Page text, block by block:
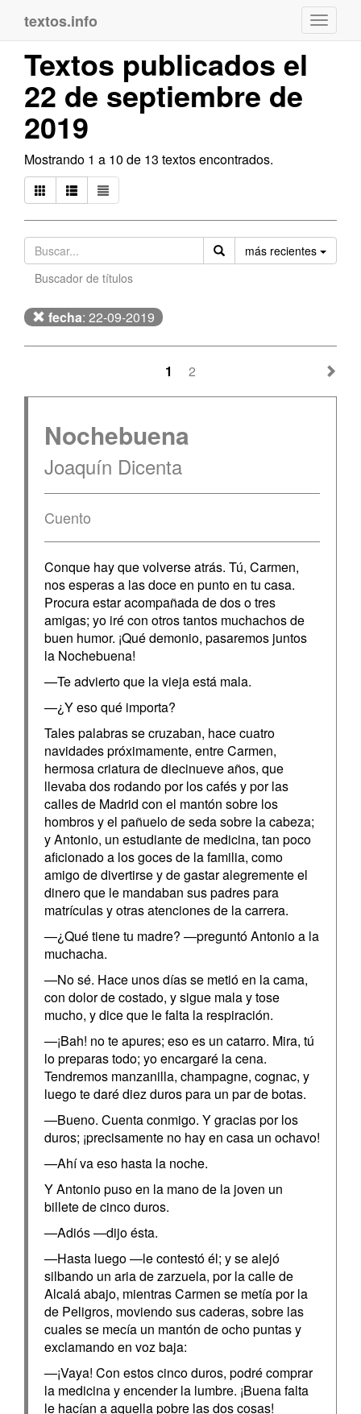
textos.info
Textos publicados el
22 de septiembre de
2019
Mostrando 1 a 10 de 13 textos encontrados.
más recientes
Buscador de títulos
fecha: 22-09-2019
1 2
Nochebuena
Joaquín Dicenta
Cuento
Conque hay que volverse atrás. Tú, Carmen,
nos esperas a las doce en punto en tu casa.
Procura estar acompañada de dos o tres
amigas; yo iré con otros tantos muchachos de
buen humor. ¡Qué demonio, pasaremos juntos
la Nochebuena!
—Te advierto que la vieja está mala.
—¿Y eso qué importa?
Tales palabras se cruzaban, hace cuatro
navidades próximamente, entre Carmen,
hermosa criatura de diecinueve años, que
llevaba dos rodando por los cafés y por las
calles de Madrid con el mantón sobre los
hombros y el pañuelo de seda sobre la cabeza;
y Antonio, un estudiante de medicina, tan poco
aficionado a los goces de la familia, como
amigo de divertirse y de gastar alegremente el
dinero que le mandaban sus padres para
matrículas y otras atenciones de la carrera.
—¿Qué tiene tu madre? —preguntó Antonio a la
muchacha.
—No sé. Hace unos días se metió en la cama,
con dolor de costado, y sigue mala y tose
mucho, y dice que le falta la respiración.
—¡Bah! no te apures; eso es un catarro. Mira, tú
lo preparas todo; yo encargaré la cena.
Tendremos manzanilla, champagne, cognac, y
luego te daré diez duros para un par de botas.
—Bueno. Cuenta conmigo. Y gracias por los
duros; ¡precisamente no hay en casa un ochavo!
—Ahí va eso hasta la noche.
Y Antonio puso en la mano de la joven un
billete de cinco duros.
—Adiós —dijo ésta.
—Hasta luego —le contestó él; y se alejó
silbando un aria de zarzuela, por la calle de
Alcalá abajo, mientras Carmen se metía por la
de Peligros, moviendo sus caderas, sobre las
cuales se mecía un mantón de ocho puntas y
exclamando en voz baja:
—¡Vaya! Con estos cinco duros, podré comprar
la medicina y encender la lumbre. ¡Buena falta
le hacían a aquella pobre las dos cosas!